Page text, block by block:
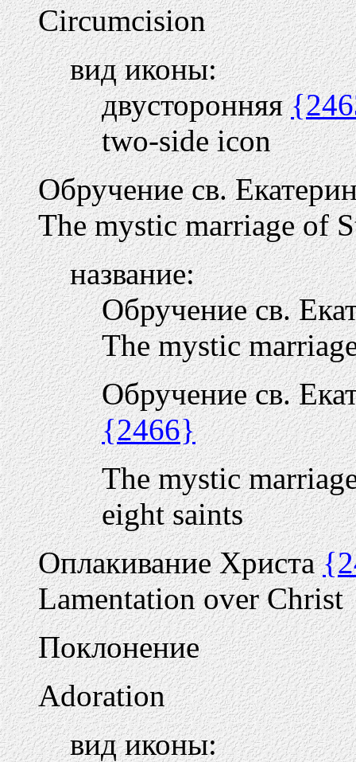
Circumcision
вид иконы:
двусторонняя
two-side icon
Обручение св.
The mystic marriage of
название:
Обручение св.
The mystic
Обручение св.
{2466}
The mystic
eight saints
Оплакивание Христа
Lamentation over Christ
Поклонение
Adoration
вид иконы: